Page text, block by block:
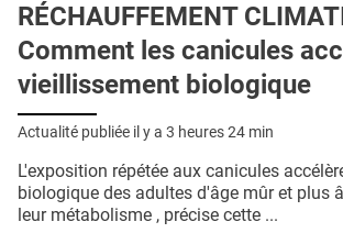
E-REVUE SAD
THÉMA
L'APP
PUBLICITÉ
RÉCHAUFFEMENT
Comment les canicules
vieillissement biologique
Actualité publiée il y a 3 heures 24 min
L'exposition répétée aux canicules
biologique des adultes d'âge mûr et plus
leur métabolisme , précise cette ...